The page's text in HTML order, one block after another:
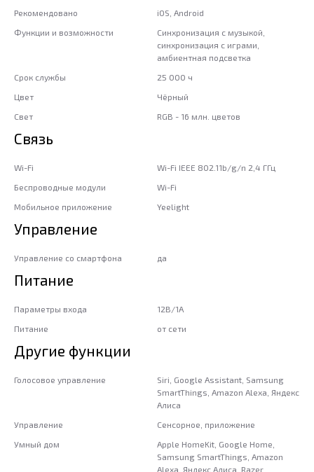
Рекомендовано
iOS, Android
Функции и возможности
Синхронизация с музыкой,
синхронизация с играми,
амбиентная подсветка
Срок службы
25 000 ч
Цвет
Чёрный
Свет
RGB - 16 млн. цветов
Связь
Wi-Fi
Wi-Fi IEEE 802.11b/g/n 2,4 ГГц
Беспроводные модули
Wi-Fi
Мобильное приложение
Yeelight
Управление
Управление со смартфона да
Питание
Параметры входа
12В/1А
Питание
от сети
Другие функции
Голосовое управление
Siri, Google Assistant, Samsung
SmartThings, Amazon Alexa, Яндекс
Алиса
Управление
Сенсорное, приложение
Умный дом
Apple HomeKit, Google Home,
Samsung SmartThings, Amazon
Alexa, Яндекс Алиса, Razer